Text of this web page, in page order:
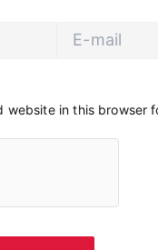
mail
website in this browser